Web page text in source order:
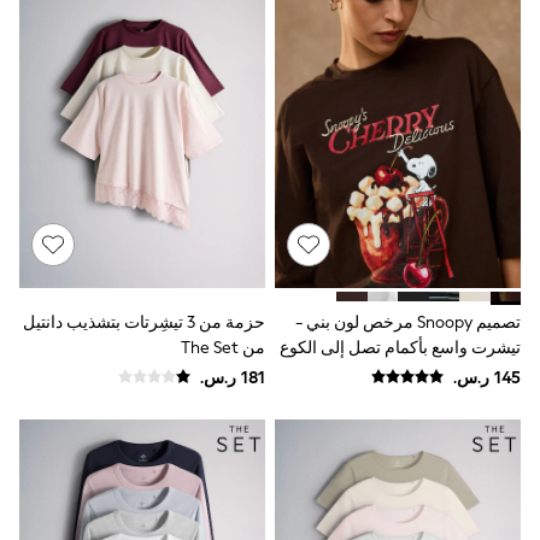
Sandals
Swimwear
Sun Hats & Caps
Mens' Holiday Shop
Occasionwear
Shirts
Linen Collection
Polo Shirts
Tops & T-Shirts
Trousers & Chinos
Jeans
Sandals
Shorts
Swimwear
Hats & Caps
Vests
Beach Towels
Travel Bags
Luggage
Angel & Rocket
B by Ted Baker
تصميم Snoopy مرخص لون بني -
تيشرت واسع بأكمام تصل إلى الكوع
وياقة مستديرة
حزمة من 3 تيشِرتات بتشذيب دانتيل
من The Set